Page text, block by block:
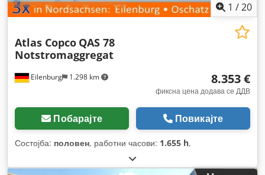
1 /20
Eilenburg 1.298 km
Atlas Copco QAS 78
Notstromaggregat
8.353 €
фиксна цена додава се ДДВ
Побарајте Повикајте
Состојба: половен, работни часови: 1.655 h,